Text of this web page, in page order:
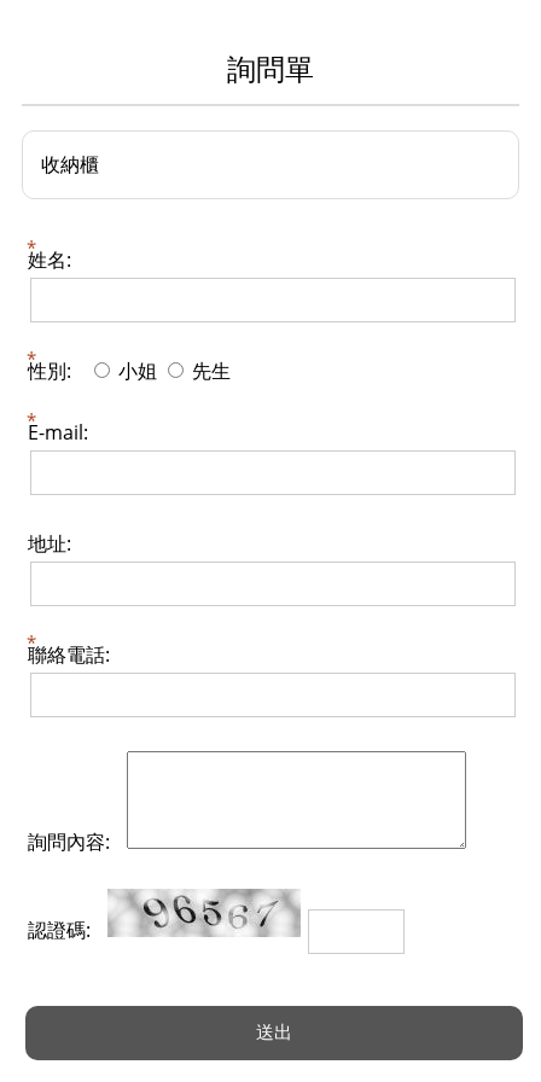
詢問單
收納櫃
姓名:
性別: 小姐 先生
E-mail:
地址:
聯絡電話:
詢問內容:
認證碼: